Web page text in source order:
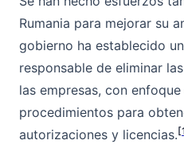
Rumania para mejorar su
gobierno ha establecido
responsable de eliminar
las empresas, con
procedimientos para
autorizaciones y licencias.